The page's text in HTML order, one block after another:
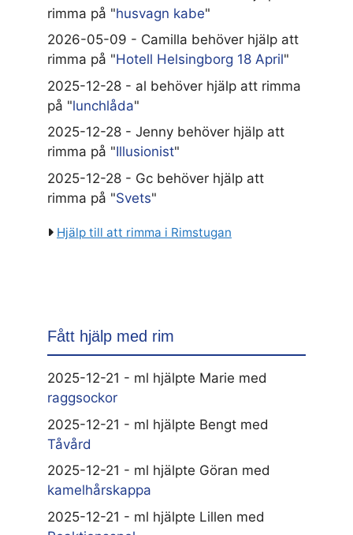
rimma på "husvagn kabe"
2026-05-09 - Camilla behöver hjälp att
rimma på "Hotell Helsingborg 18 April"
2025-12-28 - al behöver hjälp att rimma
på "lunchlåda"
2025-12-28 - Jenny behöver hjälp att
rimma på "Illusionist"
2025-12-28 - Gc behöver hjälp att
rimma på "Svets"
Hjälp till att rimma i Rimstugan
Fått hjälp med rim
2025-12-21 - ml hjälpte Marie med
raggsockor
2025-12-21 - ml hjälpte Bengt med
Tåvård
2025-12-21 - ml hjälpte Göran med
kamelhårskappa
2025-12-21 - ml hjälpte Lillen med